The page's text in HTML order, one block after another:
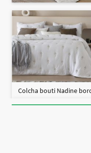
Colcha bouti Nadine